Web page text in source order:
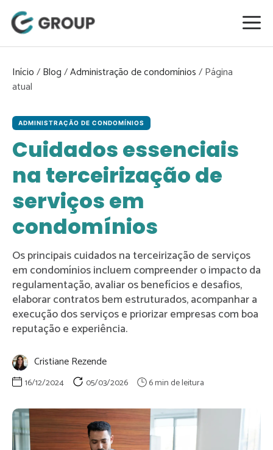
para
conteúdo
Início/Blog/Administração de condomínios/
ADMINISTRAÇÃO DE CONDOMÍNIOS
Cuidados essenciais
na terceirização de
serviços em
condomínios
Os principais cuidados na terceirização de serviços
em condomínios incluem compreender o impacto da
regulamentação, avaliar os benefícios e desafios,
elaborar contratos bem estruturados, acompanhar a
execução dos serviços e priorizar empresas com boa
reputação e experiência.
Cristiane Rezende
16/12/2024 05/03/2026